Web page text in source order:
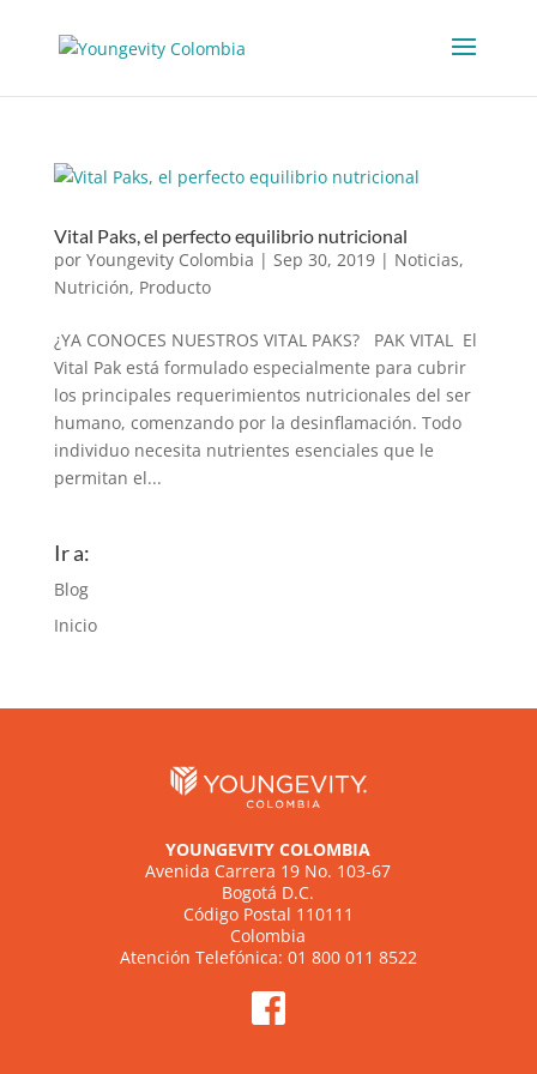
Vital Paks, el perfecto equilibrio nutricional
por Youngevity Colombia | Sep 30, 2019| Noticias,
Nutrición, Producto
¿YA CONOCES NUESTROS VITAL PAKS? PAK VITAL El
Vital Pak está formulado especialmente para cubrir
los principales requerimientos nutricionales del ser
humano, comenzando por la desinflamación. Todo
individuo necesita nutrientes esenciales que le
permitan el...
Ir a:
Blog
Inicio
YOUNGEVITY COLOMBIA
Avenida Carrera 19 No. 103-67
Bogotá D.C.
Código Postal 110111
Colombia
Atención Telefónica: 01 800 011 8522